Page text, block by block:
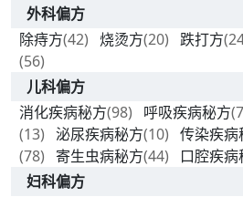
外科偏方
除痔方(42) 烧烫方(20) 跌打方
(56)
儿科偏方
消化疾病秘方(98) 呼吸疾病秘方
(13) 泌尿疾病秘方(10) 传染疾病
(78)
寄生虫病秘方(44) 口腔疾病
妇科偏方